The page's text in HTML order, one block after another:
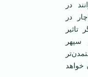
در
در
تاثیر
سپهر